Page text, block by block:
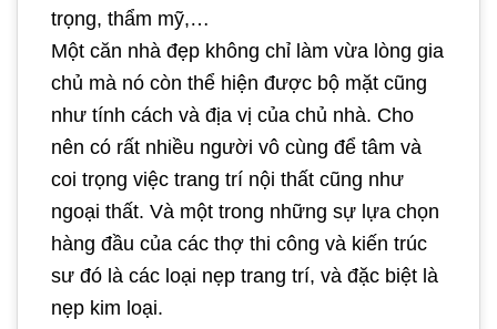
trọng, thẩm mỹ,…
Một căn nhà đẹp không chỉ làm vừa lòng gia
chủ mà nó còn thể hiện được bộ mặt cũng
như tính cách và địa vị của chủ nhà. Cho
nên có rất nhiều người vô cùng để tâm và
coi trọng việc trang trí nội thất cũng như
ngoại thất. Và một trong những sự lựa chọn
hàng đầu của các thợ thi công và kiến trúc
sư đó là các loại nẹp trang trí, và đặc biệt là
nẹp kim loại.